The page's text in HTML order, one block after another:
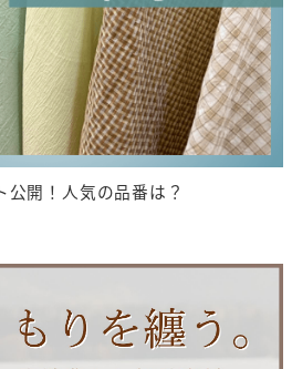
公開！人気の品番は？